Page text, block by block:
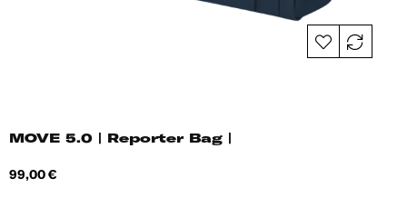
MOVE 5.0 | Reporter Bag |
Hind
99,00 €